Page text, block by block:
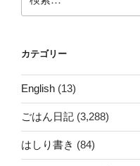
索:
カテゴリー
English (13)
ごはん日記 (3,288)
はしり書き (84)